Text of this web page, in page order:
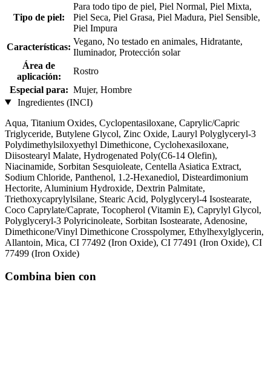
Tipo de piel:
Para todo tipo de piel, Piel Normal, Piel Mixta,
Piel Seca, Piel Grasa, Piel Madura, Piel Sensible,
Piel Impura
Características:
Vegano, No testado en animales, Hidratante,
Iluminador, Protección solar
Área de
aplicación:
Rostro
Especial para: Mujer, Hombre
Ingredientes (INCI)
Aqua, Titanium Oxides, Cyclopentasiloxane, Caprylic/Capric
Triglyceride, Butylene Glycol, Zinc Oxide, Lauryl Polyglyceryl-3
Polydimethylsiloxyethyl Dimethicone, Cyclohexasiloxane,
Diisostearyl Malate, Hydrogenated Poly(C6-14 Olefin),
Niacinamide, Sorbitan Sesquioleate, Centella Asiatica Extract,
Sodium Chloride, Panthenol, 1.2-Hexanediol, Disteardimonium
Hectorite, Aluminium Hydroxide, Dextrin Palmitate,
Triethoxycaprylylsilane, Stearic Acid, Polyglyceryl-4 Isostearate,
Coco Caprylate/Caprate, Tocopherol (Vitamin E), Caprylyl Glycol,
Polyglyceryl-3 Polyricinoleate, Sorbitan Isostearate, Adenosine,
Dimethicone/Vinyl Dimethicone Crosspolymer, Ethylhexylglycerin,
Allantoin, Mica, CI 77492 (Iron Oxide), CI 77491 (Iron Oxide), CI
77499 (Iron Oxide)
Combina bien con